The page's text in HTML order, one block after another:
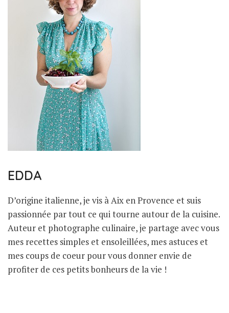
EDDA
D’origine italienne, je vis à Aix en Provence et suis
passionnée par tout ce qui tourne autour de la cuisine.
Auteur et photographe culinaire, je partage avec vous
mes recettes simples et ensoleillées, mes astuces et
mes coups de coeur pour vous donner envie de
profiter de ces petits bonheurs de la vie !